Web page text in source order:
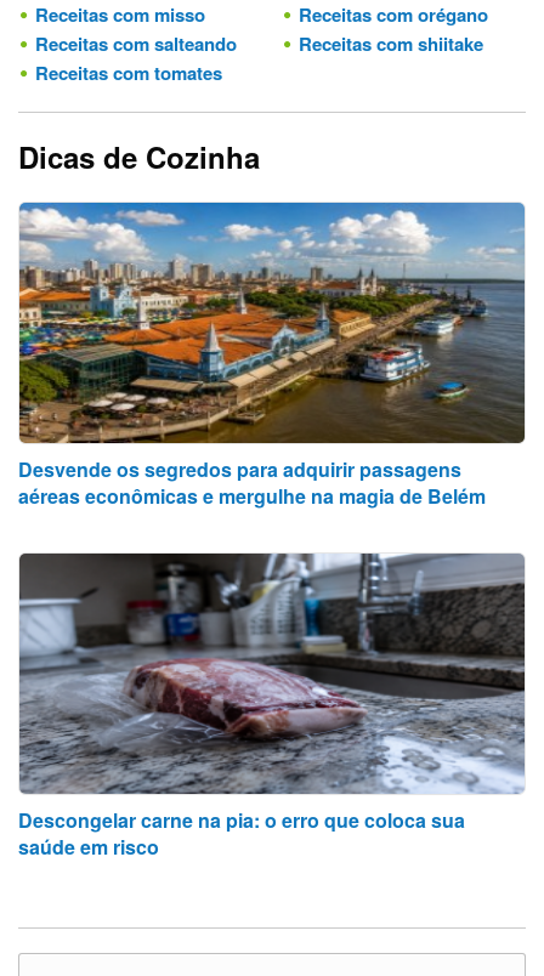
Receitas com misso
Receitas com orégano
Receitas com salteando
Receitas com shiitake
Receitas com tomates
Dicas de Cozinha
Desvende os segredos para adquirir passagens
aéreas econômicas e mergulhe na magia de Belém
Descongelar carne na pia: o erro que coloca sua
saúde em risco